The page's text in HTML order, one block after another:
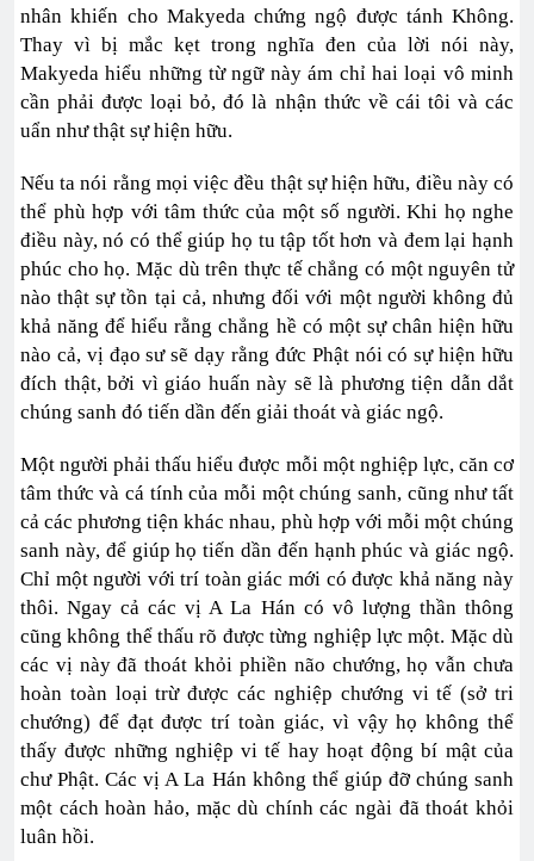
nhân khiến cho Makyeda chứng ngộ được tánh Không.
Thay vì bị mắc kẹt trong nghĩa đen của lời nói này,
Makyeda hiểu những từ ngữ này ám chỉ hai loại vô minh
cần phải được loại bỏ, đó là nhận thức về cái tôi và các
uẩn như thật sự hiện hữu.
Nếu ta nói rằng mọi việc đều thật sự hiện hữu, điều này có
thể phù hợp với tâm thức của một số người. Khi họ nghe
điều này, nó có thể giúp họ tu tập tốt hơn và đem lại hạnh
phúc cho họ. Mặc dù trên thực tế chẳng có một nguyên tử
nào thật sự tồn tại cả, nhưng đối với một người không đủ
khả năng để hiểu rằng chẳng hề có một sự chân hiện hữu
nào cả, vị đạo sư sẽ dạy rằng đức Phật nói có sự hiện hữu
đích thật, bởi vì giáo huấn này sẽ là phương tiện dẫn dắt
chúng sanh đó tiến dần đến giải thoát và giác ngộ.
Một người phải thấu hiểu được mỗi một nghiệp lực, căn cơ
tâm thức và cá tính của mỗi một chúng sanh, cũng như tất
cả các phương tiện khác nhau, phù hợp với mỗi một chúng
sanh này, để giúp họ tiến dần đến hạnh phúc và giác ngộ.
Chỉ một người với trí toàn giác mới có được khả năng này
thôi. Ngay cả các vị A La Hán có vô lượng thần thông
cũng không thể thấu rõ được từng nghiệp lực một. Mặc dù
các vị này đã thoát khỏi phiền não chướng, họ vẫn chưa
hoàn toàn loại trừ được các nghiệp chướng vi tế (sở tri
chướng) để đạt được trí toàn giác, vì vậy họ không thể
thấy được những nghiệp vi tế hay hoạt động bí mật của
chư Phật. Các vị A La Hán không thể giúp đỡ chúng sanh
một cách hoàn hảo, mặc dù chính các ngài đã thoát khỏi
luân hồi.